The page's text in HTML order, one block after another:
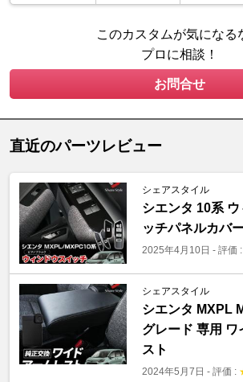
このカスタムが気になる
プロに相談！
お問合せ
直近のパーツレビュー
シェアスタイル
シエンタ 10系
ッチパネルカバ
2025年4月10日 - 評価 :
シェアスタイル
シエンタ MXPL
グレード 専用 ワ
スト
2024年5月7日 - 評価 :